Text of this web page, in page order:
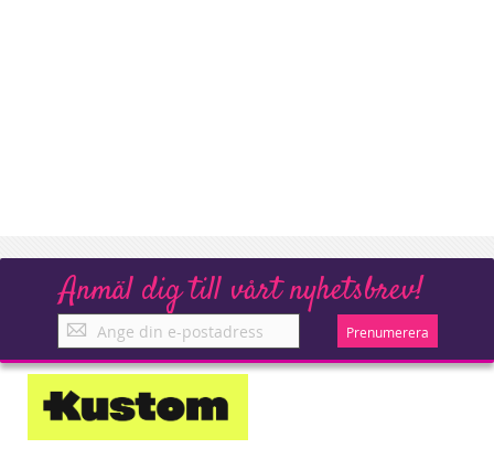
Anmäl dig till vårt nyhetsbrev!
Anmäl
dig
till
vårt
nyhetsbrev!
Prenumerera